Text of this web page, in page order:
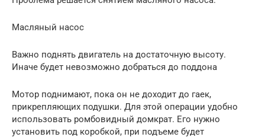
Масляный насос
Важно поднять двигатель на достаточную высоту.
Иначе будет невозможно добраться до поддона
Мотор поднимают, пока он не доходит до гаек,
прикрепляющих подушки. Для этой операции удобно
использовать ромбовидный домкрат. Его нужно
установить под коробкой, при подъеме будет